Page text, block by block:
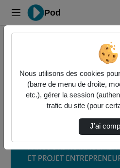
Pod
Master Entrepreneuriat et
Nous utilisons des cookies
(barre de menu de droite,
etc.), gérer la session
trafic du site (pour
J’ai